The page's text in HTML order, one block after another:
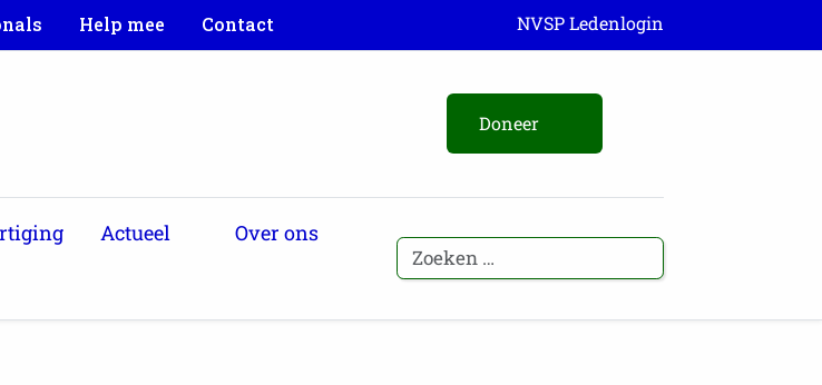
Help mee Contact NVSP Ledenlogin
Doneer
Actueel
Over ons